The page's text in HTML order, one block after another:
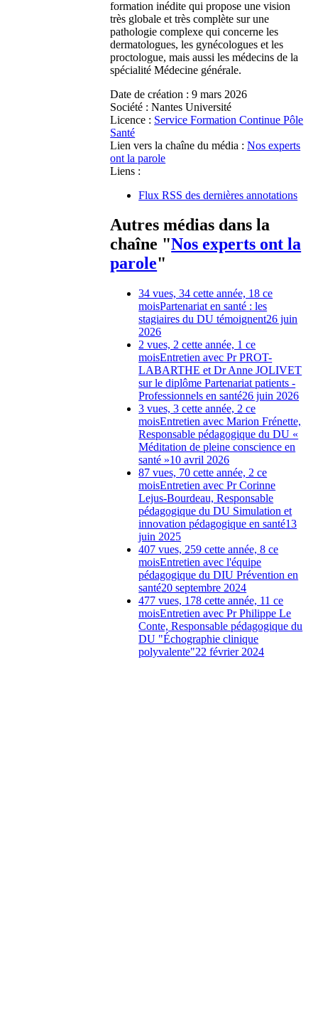
formation inédite qui propose une vision
très globale et très complète sur une
pathologie complexe qui concerne les
dermatologues, les gynécologues et les
proctologue, mais aussi les médecins de la
spécialité Médecine générale.
Date de création : 9 mars 2026
Société : Nantes Université
Licence : Service Formation Continue Pôle
Santé
Lien vers la chaîne du média : Nos experts
ont la parole
Liens :
Flux RSS des dernières annotations
Autres médias dans la
chaîne "Nos experts ont la
parole"
34 vues, 34 cette année, 18 ce
moisPartenariat en santé : les
stagiaires du DU témoignent26 juin
2026
2 vues, 2 cette année, 1 ce
moisEntretien avec Pr PROT-
LABARTHE et Dr Anne JOLIVET
sur le diplôme Partenariat patients -
Professionnels en santé26 juin 2026
3 vues, 3 cette année, 2 ce
moisEntretien avec Marion Frénette,
Responsable pédagogique du DU «
Méditation de pleine conscience en
santé »10 avril 2026
87 vues, 70 cette année, 2 ce
moisEntretien avec Pr Corinne
Lejus-Bourdeau, Responsable
pédagogique du DU Simulation et
innovation pédagogique en santé13
juin 2025
407 vues, 259 cette année, 8 ce
moisEntretien avec l'équipe
pédagogique du DIU Prévention en
santé20 septembre 2024
477 vues, 178 cette année, 11 ce
moisEntretien avec Pr Philippe Le
Conte, Responsable pédagogique du
DU "Échographie clinique
polyvalente"22 février 2024